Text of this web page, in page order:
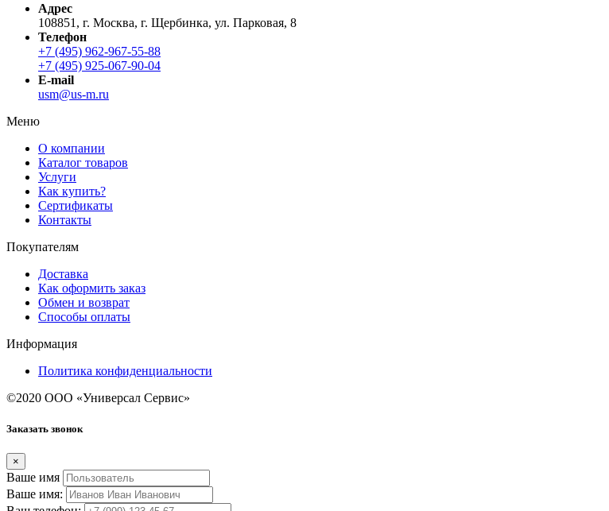
Адрес
108851, г. Москва, г. Щербинка, ул. Парковая, 8
Телефон
+7 (495) 962-967-55-88
+7 (495) 925-067-90-04
E-mail
usm@us-m.ru
Меню
О компании
Каталог товаров
Услуги
Как купить?
Сертификаты
Контакты
Покупателям
Доставка
Как оформить заказ
Обмен и возврат
Способы оплаты
Информация
Политика конфиденциальности
©2020 ООО «Универсал Сервис»
Заказать звонок
×
Ваше имя
Ваше имя: